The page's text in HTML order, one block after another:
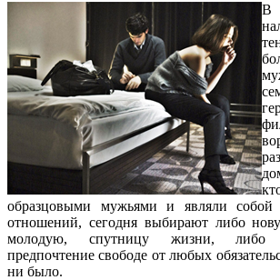
В
образцовыми мужьями и являли собой
отношений, сегодня выбирают либо
молодую, спутницу жизни, либо
предпочтение свободе от любых
ни было.